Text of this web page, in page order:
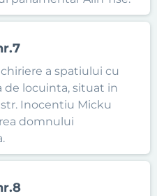
a spatiului cu
de locuinta, situat in
Inocentiu Micku
domnului